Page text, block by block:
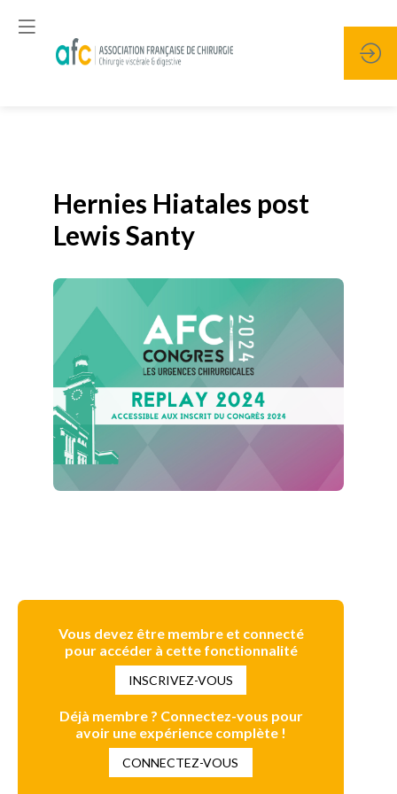
Hernies Hiatales post
Lewis Santy
Vous devez être membre et connecté
pour accéder à cette fonctionnalité
INSCRIVEZ-VOUS
Déjà membre ? Connectez-vous pour
avoir une expérience complète !
CONNECTEZ-VOUS